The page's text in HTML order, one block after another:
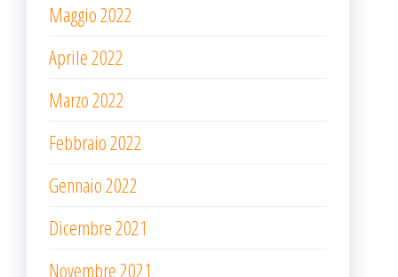
Maggio 2022
Aprile 2022
Marzo 2022
Febbraio 2022
Gennaio 2022
Dicembre 2021
Novembre 2021